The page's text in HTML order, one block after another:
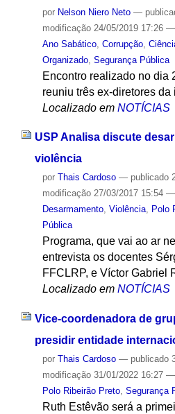
por Nelson Niero Neto —
modificação24/05/2019 17:26 —
Ano Sabático, Corrupção,
Organizado, Segurança Pública
Encontro realizado no dia
reuniu três ex-diretores da
Localizado em NOTÍCIAS
USP Analisa discute
violência
por Thais Cardoso — publicado
modificação27/03/2017 15:54 —
Desarmamento, Violência, Polo
Pública
Programa, que vai ao ar
entrevista os docentes
FFCLRP, e Víctor Gabriel
Localizado em NOTÍCIAS
Vice-coordenadora de
presidir entidade
por Thais Cardoso — publicado
modificação31/01/2022 16:27 —
Polo Ribeirão Preto, Segurança
Ruth Estêvão será a